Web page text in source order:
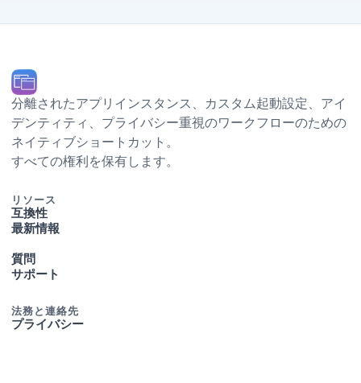
分離されたアプリインスタンス、カスタム起動設定、Dock アイ
デンティティ、プライバシー重視のワークフローのための
ネイティブ macOS ショートカット。
© 2026 Ihor July. すべての権利を保有します。
リソース
互換性
最新情報
質問
サポート
法務と連絡先
プライバシー